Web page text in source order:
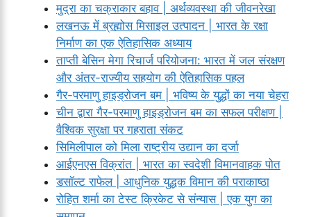
मुद्रा का चक्राकार बहाव | अर्थव्यवस्था की जीवनरेखा
लखनऊ में ब्रह्मोस मिसाइल उत्पादन | भारत के रक्षा
निर्माण का एक ऐतिहासिक अध्याय
ताप्ती बेसिन मेगा रिचार्ज परियोजना: भारत में जल संरक्षण
और अंतर-राज्यीय सहयोग की ऐतिहासिक पहल
गैर-परमाणु हाइड्रोजन बम | भविष्य के युद्धों का नया चेहरा
चीन द्वारा गैर-परमाणु हाइड्रोजन बम का सफल परीक्षण |
वैश्विक सुरक्षा पर गहराता संकट
सिमिलीपाल को मिला राष्ट्रीय उद्यान का दर्जा
आईएनएस विक्रांत | भारत का स्वदेशी विमानवाहक पोत
डसॉल्ट राफेल | आधुनिक युद्धक विमान की पराकाष्ठा
रोहित शर्मा का टेस्ट क्रिकेट से संन्यास | एक युग का